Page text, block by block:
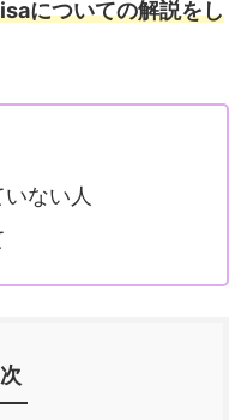
についての解説をし
ない人